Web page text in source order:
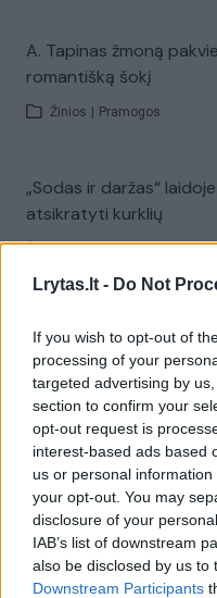
Lrytas.lt - Do Not
If you wish to opt-out of
processing of your
targeted advertising by
section to confirm your
opt-out request is
interest-based ads based
us or personal
your opt-out. You may
disclosure of your
IAB’s list of downstream
also be disclosed by us to
Downstream Participants
A. Tapinas žmoną
romantišką šokį
Žinios Pramogos
„Sodas ir daržas“
atsikratyti kurklių
Laidos | Sodas ir daržas
meilės istorija padėjo
Žinios Lietuvos diena